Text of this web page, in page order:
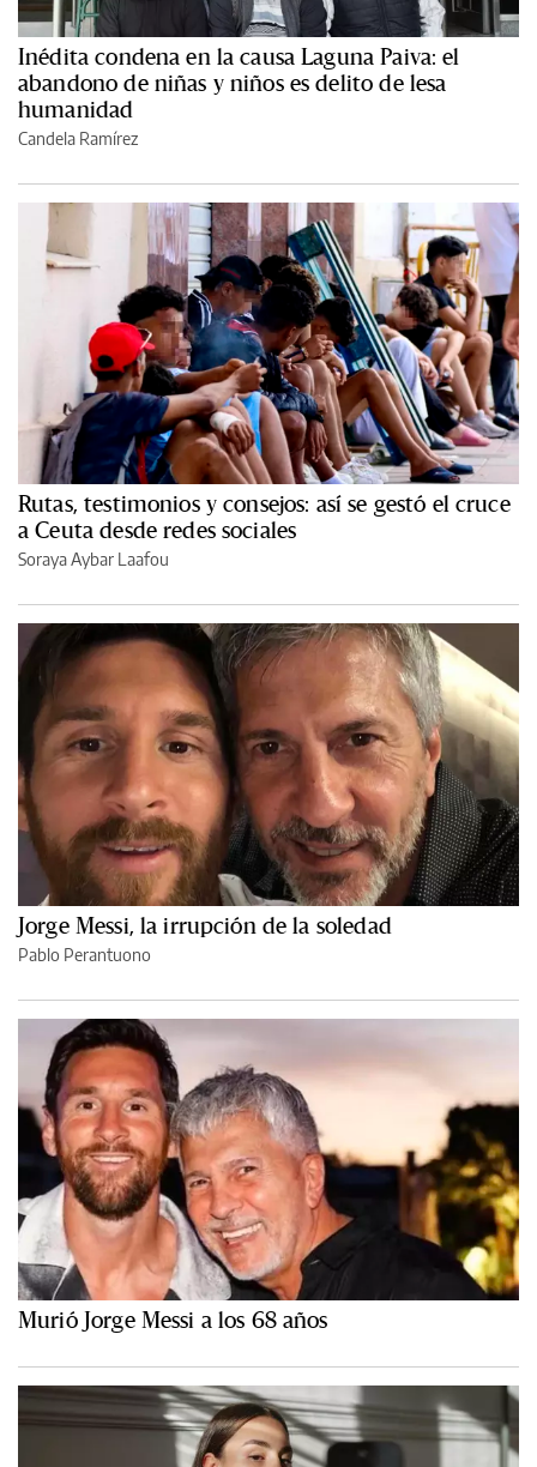
Inédita condena en la causa Laguna Paiva: el
abandono de niñas y niños es delito de lesa
humanidad
Candela Ramírez
Rutas, testimonios y consejos: así se gestó el cruce
a Ceuta desde redes sociales
Soraya Aybar Laafou
Jorge Messi, la irrupción de la soledad
Pablo Perantuono
Murió Jorge Messi a los 68 años